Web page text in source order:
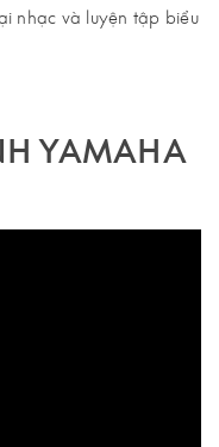
nhạc và luyện tập biểu
YAMAHA